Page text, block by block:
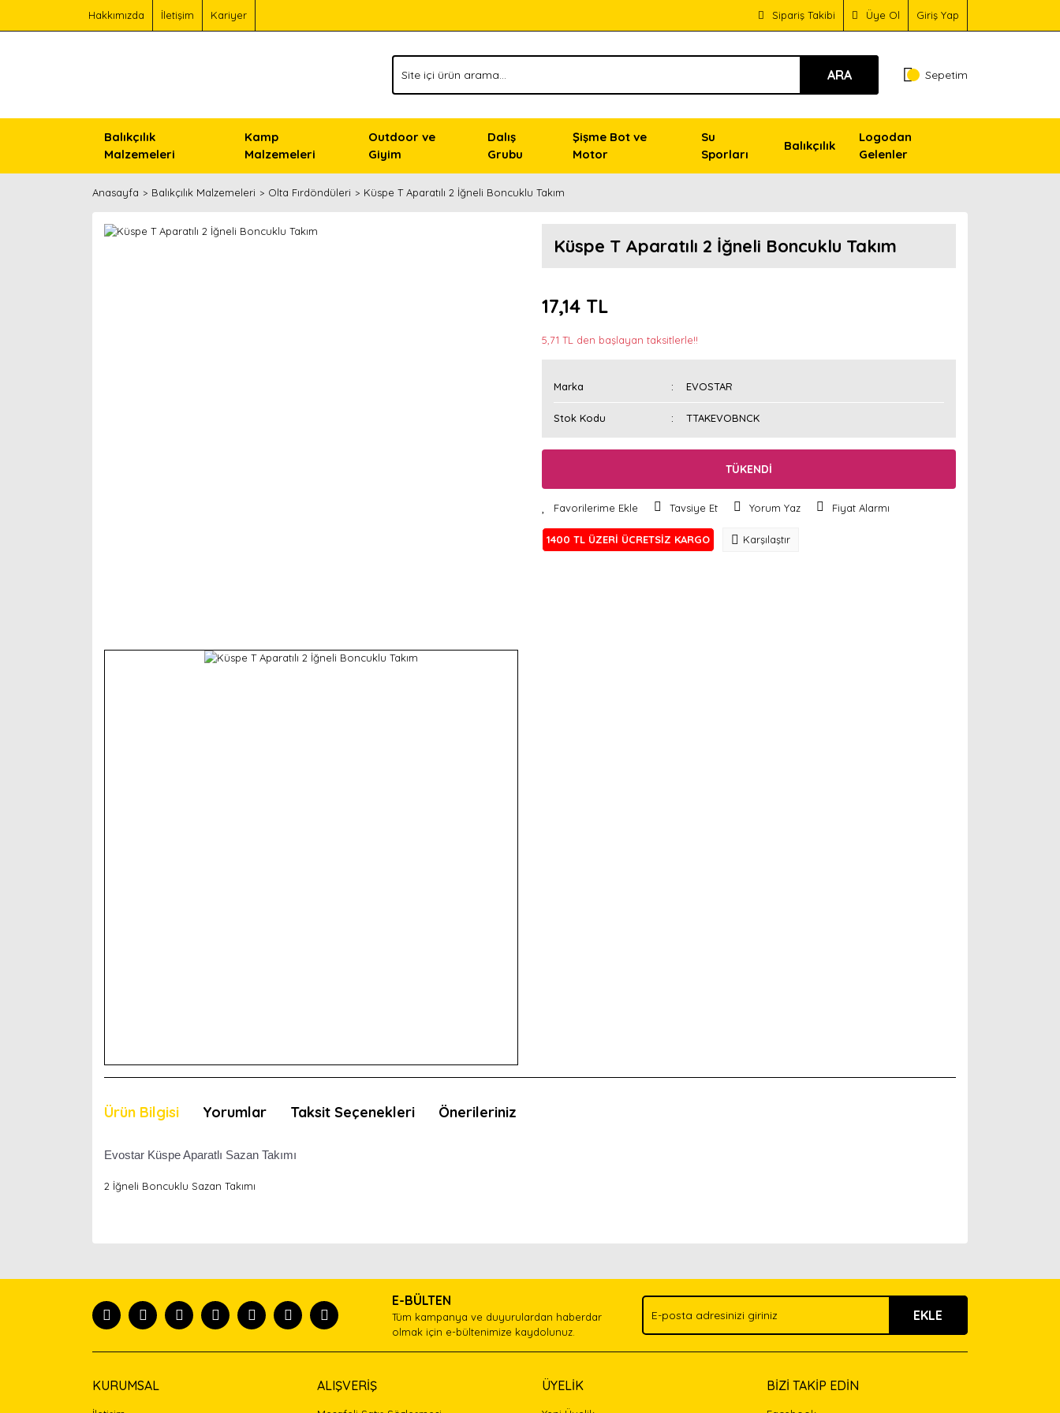
Hakkımızda İletişim Kariyer Sipariş Takibi Üye Ol Giriş Yap
ARA Sepetim
Balıkçılık
Malzemeleri
Kamp
Malzemeleri
Outdoor ve
Giyim
Dalış
Grubu
Şişme Bot ve
Motor
Su
Sporları
Balıkçılık
Logodan
Gelenler
Anasayfa Balıkçılık Malzemeleri Olta Fırdöndüleri Küspe T Aparatılı 2 İğneli Boncuklu Takım
Küspe T Aparatılı 2 İğneli Boncuklu Takım
17,14 TL
5,71 TL den başlayan taksitlerle!!
Marka EVOSTAR
Stok Kodu TTAKEVOBNCK
TÜKENDİ
Tavsiye Et Yorum Yaz Fiyat Alarmı
1400 TL ÜZERİ ÜCRETSİZ KARGO Karşılaştır
Ürün Bilgisi Yorumlar Taksit Seçenekleri Önerileriniz
Evostar Küspe Aparatlı Sazan Takımı
2 İğneli Boncuklu Sazan Takımı
Ürün açıklamasında eksik bilgiler bulunuyor.
Bu ürüne benzer farklı alternatifler olmalı.
E-BÜLTEN
Tüm kampanya ve duyurulardan haberdar
olmak için e-bültenimize kaydolunuz.
EKLE
KURUMSAL ALIŞVERİŞ ÜYELİK BİZİ TAKİP EDİN